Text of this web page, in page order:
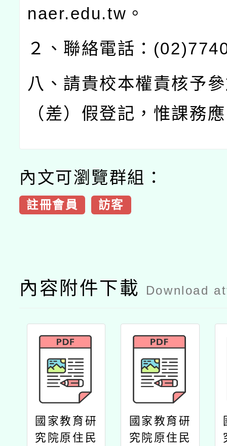
naer.edu.tw 。
２、聯絡電話：
八、請貴校本權責核予
（差）假登記，惟課務
內文可瀏覽群組：
註冊會員 訪客
內容附件下載 Download
國家教育研
究院原住民
國家教育研
究院原住民